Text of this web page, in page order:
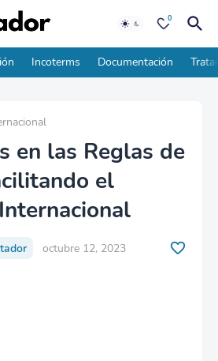
0
Incoterms Documentación
en las Reglas de
el
octubre 12, 2023